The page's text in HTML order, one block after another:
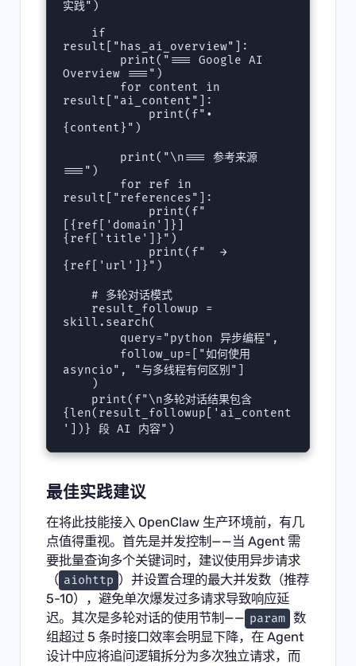
实践")
result["has_ai_overview"]:
Overview ===")
result["ai_content"]:
{content}")
===")
result["references"]:
[{ref['domain']}]
{ref['title']}")
{ref['url']}")
    # 多轮对话模式
skill.search(
asyncio", "与多线程有何区别"]
{len(result_followup['ai_content
最佳实践建议
在将此技能接入 OpenClaw 生产环境前，有几
点值得重视。首先是并发控制——当 Agent 需
要批量查询多个关键词时，建议使用异步请求
（ aiohttp ）并设置合理的最大并发数（推荐
5-10），避免单次爆发过多请求导致响应延
迟。其次是多轮对话的使用节制—— param 数
组超过 5 条时接口效率会明显下降，在 Agent
设计中应将追问逻辑拆分为多次独立请求，而